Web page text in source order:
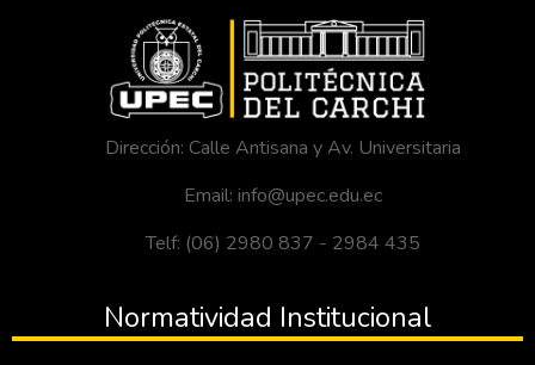
Dirección: Calle Antisana y Av. Universitaria
Email: info@upec.edu.ec
Telf: (06) 2980 837 - 2984 435
Normatividad Institucional